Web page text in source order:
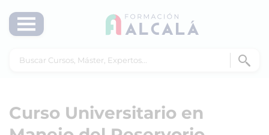
Curso Universitario en